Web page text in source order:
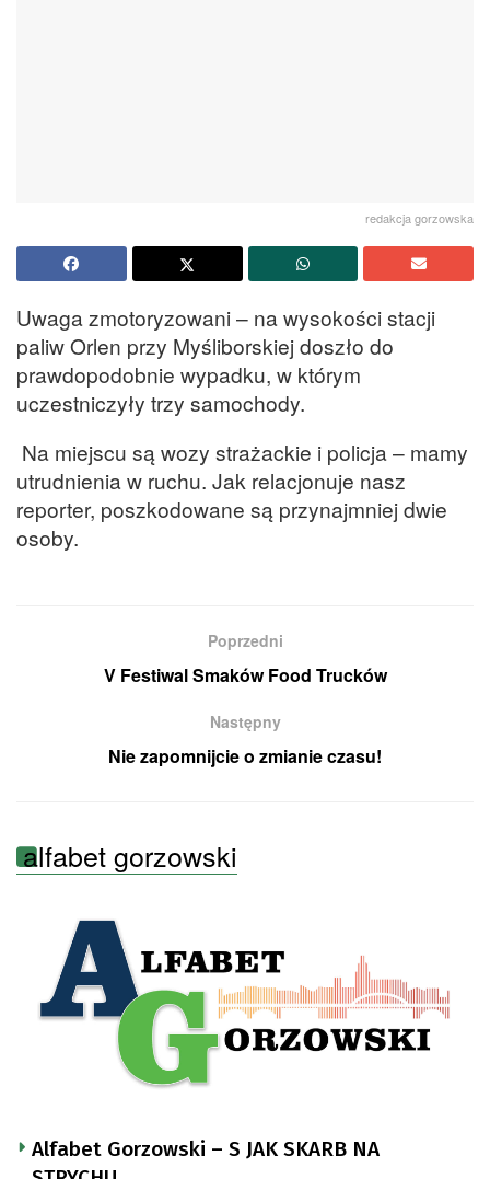
redakcja gorzowska
Uwaga zmotoryzowani – na wysokości stacji
paliw Orlen przy Myśliborskiej doszło do
prawdopodobnie wypadku, w którym
uczestniczyły trzy samochody.
Na miejscu są wozy strażackie i policja – mamy
utrudnienia w ruchu. Jak relacjonuje nasz
reporter, poszkodowane są przynajmniej dwie
osoby.
Poprzedni
V Festiwal Smaków Food Trucków
Następny
Nie zapomnijcie o zmianie czasu!
alfabet gorzowski
Alfabet Gorzowski – S JAK SKARB NA